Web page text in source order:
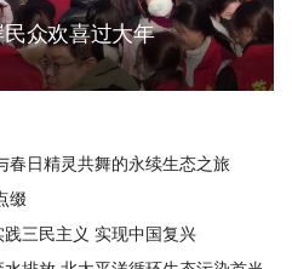
众欢喜过大年
春日精灵共舞的永续生态之旅
缀
三民主义 实现中国复兴